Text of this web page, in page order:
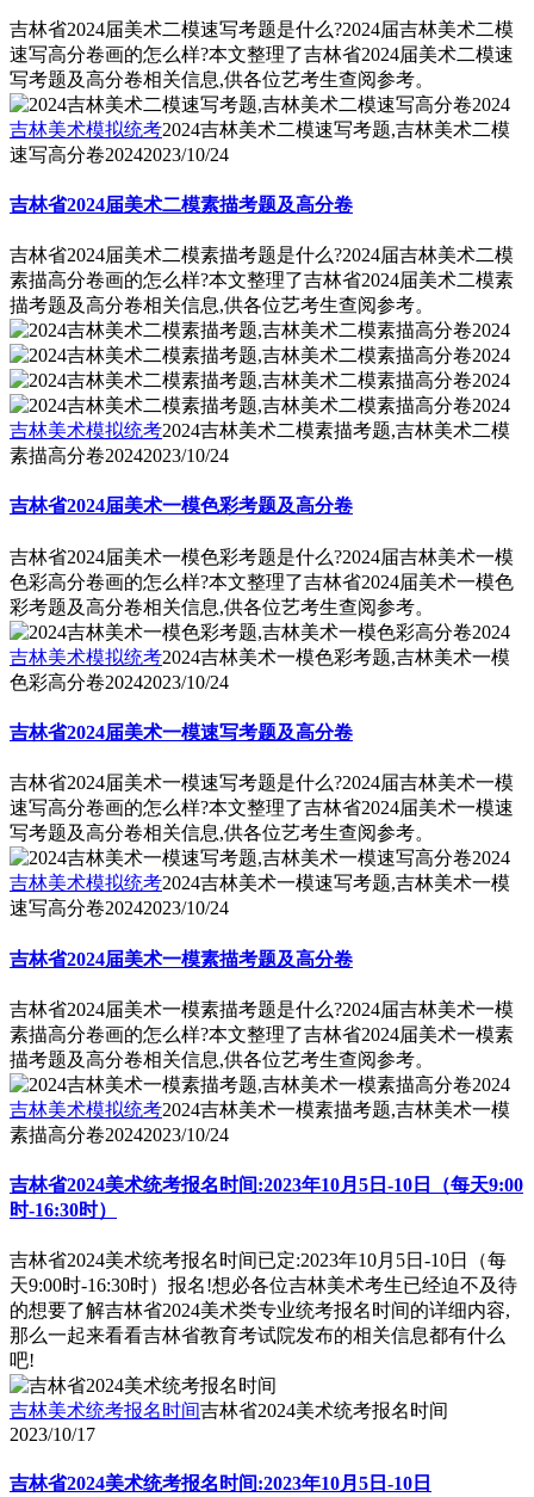
吉林省2024届美术二模速写考题是什么?2024届吉林美术二模
速写高分卷画的怎么样?本文整理了吉林省2024届美术二模速
写考题及高分卷相关信息,供各位艺考生查阅参考。
吉林美术模拟统考2024吉林美术二模速写考题,吉林美术二模
速写高分卷20242023/10/24
吉林省2024届美术二模素描考题及高分卷
吉林省2024届美术二模素描考题是什么?2024届吉林美术二模
素描高分卷画的怎么样?本文整理了吉林省2024届美术二模素
描考题及高分卷相关信息,供各位艺考生查阅参考。
吉林美术模拟统考2024吉林美术二模素描考题,吉林美术二模
素描高分卷20242023/10/24
吉林省2024届美术一模色彩考题及高分卷
吉林省2024届美术一模色彩考题是什么?2024届吉林美术一模
色彩高分卷画的怎么样?本文整理了吉林省2024届美术一模色
彩考题及高分卷相关信息,供各位艺考生查阅参考。
吉林美术模拟统考2024吉林美术一模色彩考题,吉林美术一模
色彩高分卷20242023/10/24
吉林省2024届美术一模速写考题及高分卷
吉林省2024届美术一模速写考题是什么?2024届吉林美术一模
速写高分卷画的怎么样?本文整理了吉林省2024届美术一模速
写考题及高分卷相关信息,供各位艺考生查阅参考。
吉林美术模拟统考2024吉林美术一模速写考题,吉林美术一模
速写高分卷20242023/10/24
吉林省2024届美术一模素描考题及高分卷
吉林省2024届美术一模素描考题是什么?2024届吉林美术一模
素描高分卷画的怎么样?本文整理了吉林省2024届美术一模素
描考题及高分卷相关信息,供各位艺考生查阅参考。
吉林美术模拟统考2024吉林美术一模素描考题,吉林美术一模
素描高分卷20242023/10/24
吉林省2024美术统考报名时间:2023年10月5日-10日（每天9:00
时-16:30时）
吉林省2024美术统考报名时间已定:2023年10月5日-10日（每
天9:00时-16:30时）报名!想必各位吉林美术考生已经迫不及待
的想要了解吉林省2024美术类专业统考报名时间的详细内容,
那么一起来看看吉林省教育考试院发布的相关信息都有什么
吧!
吉林美术统考报名时间吉林省2024美术统考报名时间
2023/10/17
吉林省2024美术统考报名时间:2023年10月5日-10日